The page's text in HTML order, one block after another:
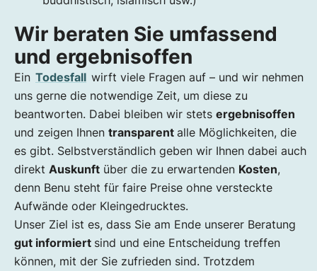
Wir beraten Sie umfassend
und ergebnisoffen
Ein Todesfall wirft viele Fragen auf – und wir nehmen
uns gerne die notwendige Zeit, um diese zu
beantworten. Dabei bleiben wir stets ergebnisoffen
und zeigen Ihnen transparent alle Möglichkeiten, die
es gibt. Selbstverständlich geben wir Ihnen dabei auch
direkt Auskunft über die zu erwartenden Kosten,
denn Benu steht für faire Preise ohne versteckte
Aufwände oder Kleingedrucktes.
Unser Ziel ist es, dass Sie am Ende unserer Beratung
gut informiert sind und eine Entscheidung treffen
können, mit der Sie zufrieden sind. Trotzdem